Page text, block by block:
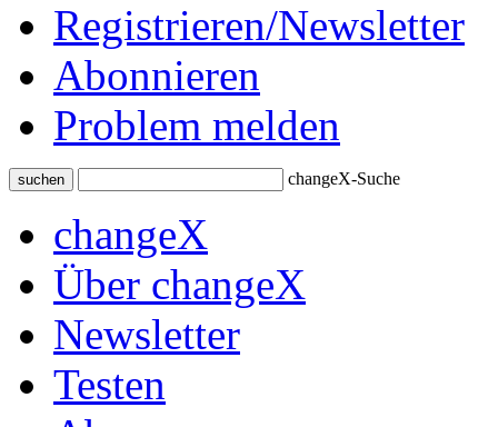
Registrieren/Newsletter
Abonnieren
Problem melden
suchen changeX-Suche
changeX
Über changeX
Newsletter
Testen